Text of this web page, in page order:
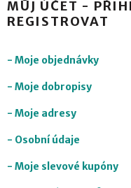
MŮJ ÚČET -
REGISTROVAT
- Moje objednávky
- Moje dobropisy
- Moje adresy
- Osobní údaje
- Moje slevové kupóny